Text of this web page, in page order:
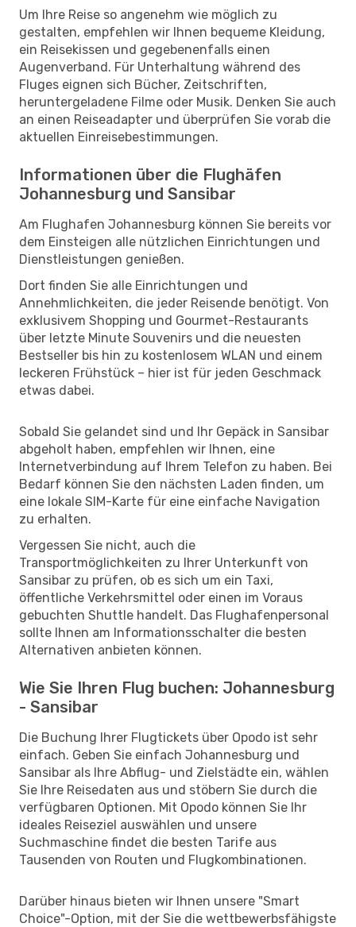
Um Ihre Reise so angenehm wie möglich zu
gestalten, empfehlen wir Ihnen bequeme Kleidung,
ein Reisekissen und gegebenenfalls einen
Augenverband. Für Unterhaltung während des
Fluges eignen sich Bücher, Zeitschriften,
heruntergeladene Filme oder Musik. Denken Sie auch
an einen Reiseadapter und überprüfen Sie vorab die
aktuellen Einreisebestimmungen.
Informationen über die Flughäfen
Johannesburg und Sansibar
Am Flughafen Johannesburg können Sie bereits vor
dem Einsteigen alle nützlichen Einrichtungen und
Dienstleistungen genießen.
Dort finden Sie alle Einrichtungen und
Annehmlichkeiten, die jeder Reisende benötigt. Von
exklusivem Shopping und Gourmet-Restaurants
über letzte Minute Souvenirs und die neuesten
Bestseller bis hin zu kostenlosem WLAN und einem
leckeren Frühstück – hier ist für jeden Geschmack
etwas dabei.
Sobald Sie gelandet sind und Ihr Gepäck in Sansibar
abgeholt haben, empfehlen wir Ihnen, eine
Internetverbindung auf Ihrem Telefon zu haben. Bei
Bedarf können Sie den nächsten Laden finden, um
eine lokale SIM-Karte für eine einfache Navigation
zu erhalten.
Vergessen Sie nicht, auch die
Transportmöglichkeiten zu Ihrer Unterkunft von
Sansibar zu prüfen, ob es sich um ein Taxi,
öffentliche Verkehrsmittel oder einen im Voraus
gebuchten Shuttle handelt. Das Flughafenpersonal
sollte Ihnen am Informationsschalter die besten
Alternativen anbieten können.
Wie Sie Ihren Flug buchen: Johannesburg
- Sansibar
Die Buchung Ihrer Flugtickets über Opodo ist sehr
einfach. Geben Sie einfach Johannesburg und
Sansibar als Ihre Abflug- und Zielstädte ein, wählen
Sie Ihre Reisedaten aus und stöbern Sie durch die
verfügbaren Optionen. Mit Opodo können Sie Ihr
ideales Reiseziel auswählen und unsere
Suchmaschine findet die besten Tarife aus
Tausenden von Routen und Flugkombinationen.
Darüber hinaus bieten wir Ihnen unsere "Smart
Choice"-Option, mit der Sie die wettbewerbsfähigste